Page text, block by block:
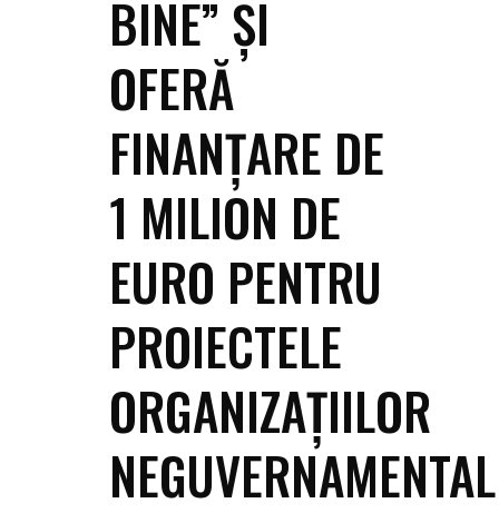
BINE” ȘI
OFERĂ
FINANȚARE DE
1 MILION DE
EURO PENTRU
PROIECTELE
ORGANIZAȚIILOR